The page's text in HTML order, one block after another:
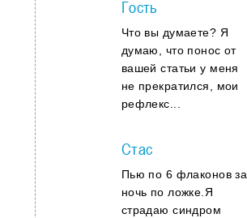
Гость
Что вы думаете? Я
думаю, что понос от
вашей статьи у меня
не прекратился, мои
рефлекс...
Стас
Пью по 6 флаконов за
ночь по ложке.Я
страдаю синдром